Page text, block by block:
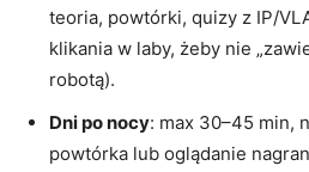
teoria, powtórki, quizy z IP/
klikania w laby, żeby nie
robotą).
Dni po nocy: max 30–45 min,
powtórka lub oglądanie